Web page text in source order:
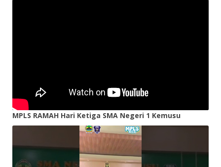
MPLS RAMAH Hari Ketiga SMA Negeri 1 Kemusu